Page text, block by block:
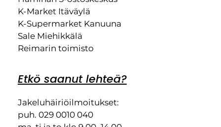
K-Market Itäväylä
K-Supermarket Kanuuna
Sale Miehikkälä
Reimarin toimisto
Etkö saanut lehteä?
Jakeluhäiriöilmoitukset:
puh. 029 0010 040